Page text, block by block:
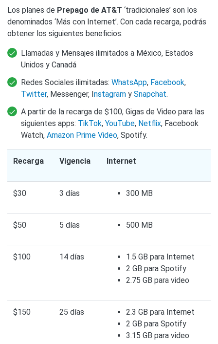
Los planes de Prepago de AT&T ‘tradicionales’ son los
denominados ‘Más con Internet’. Con cada recarga, podrás
obtener los siguientes beneficios:
Llamadas y Mensajes ilimitados a México, Estados
Unidos y Canadá
Redes Sociales ilimitadas: WhatsApp, Facebook,
Twitter, Messenger, Instagram y Snapchat.
A partir de la recarga de $100, Gigas de Video para las
siguientes apps: TikTok, YouTube, Netflix, Facebook
Watch, Amazon Prime Video, Spotify.
Recarga Vigencia Internet
$30 3 días 300 MB
$50 5 días 500 MB
$100 14 días
1.5 GB para Internet
2 GB para Spotify
2.75 GB para video
$150 25 días
2.3 GB para Internet
2 GB para Spotify
3.15 GB para video